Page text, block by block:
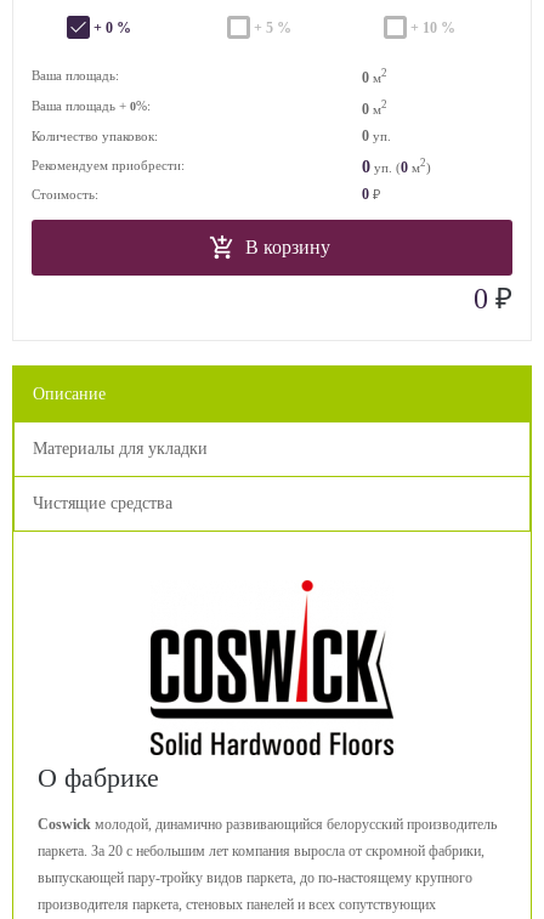
+ 0 % + 5 % + 10 %
Ваша площадь: 0 м2
Ваша площадь + 0%: 0 м2
Количество упаковок: 0 уп.
Рекомендуем приобрести:
0 уп. (0 м2)
Стоимость:
0 ₽
В корзину
0 ₽
Описание
Материалы для укладки
Чистящие средства
О фабрике
Coswick молодой, динамично развивающийся белорусский производитель
паркета. За 20 с небольшим лет компания выросла от скромной фабрики,
выпускающей пару-тройку видов паркета, до по-настоящему крупного
производителя паркета, стеновых панелей и всех сопутствующих